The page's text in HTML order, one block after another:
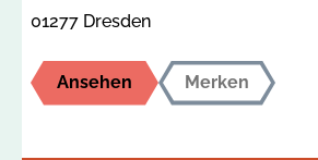
01277 Dresden
Ansehen Merken